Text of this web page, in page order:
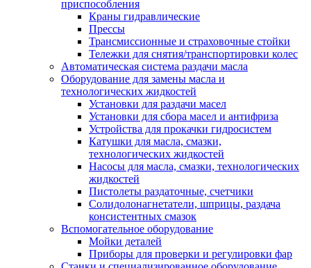
приспособления
Краны гидравлические
Прессы
Трансмиссионные и страховочные стойки
Тележки для снятия/транспортировки колес
Автоматическая система раздачи масла
Оборудование для замены масла и
технологических жидкостей
Установки для раздачи масел
Установки для сбора масел и антифриза
Устройства для прокачки гидросистем
Катушки для масла, смазки,
технологических жидкостей
Насосы для масла, смазки, технологических
жидкостей
Пистолеты раздаточные, счетчики
Солидолонагнетатели, шприцы, раздача
консистентных смазок
Вспомогательное оборудование
Мойки деталей
Приборы для проверки и регулировки фар